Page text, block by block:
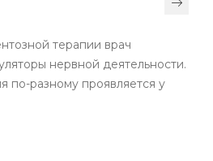
терапии врач
нервной деятельности.
по-разному проявляется у